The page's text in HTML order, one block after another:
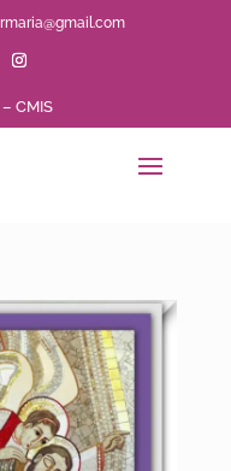
–CMIS